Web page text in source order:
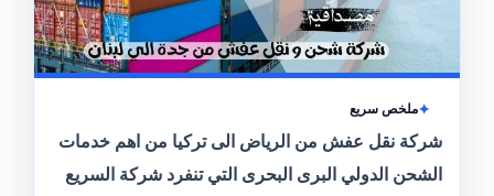
ملخص سريع
شركة نقل عفش من الرياض الى تركيا من اهم خدمات
الشحن الدولي البرى البحرى التي تنفرد شركة السريع